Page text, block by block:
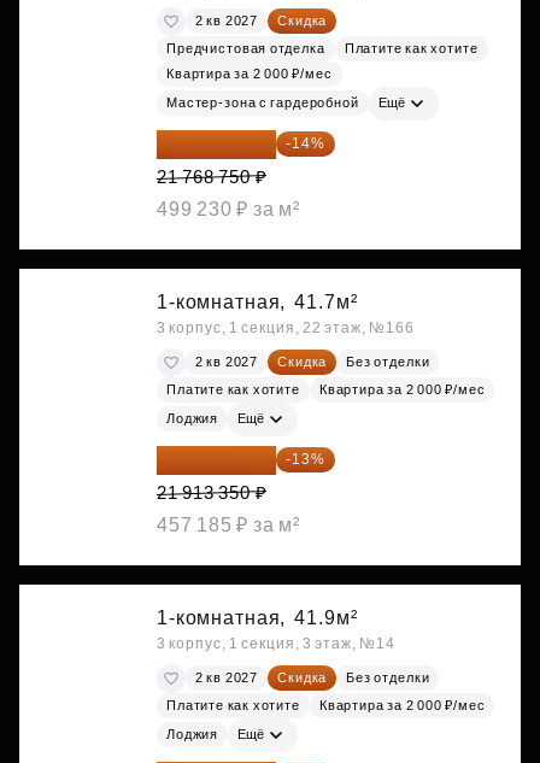
2 кв 2027
Скидка
Предчистовая отделка
Платите как хотите
Квартира за 2 000 ₽/мес
Мастер-зона с гардеробной Ещё
18 721 125 ₽ -14%
21 768 750 ₽
499 230 ₽ за м²
1-комнатная, 41.7м²
3 корпус, 1 секция, 22 этаж, №166
2 кв 2027 Скидка
Без отделки
Платите как хотите
Квартира за 2 000 ₽/мес
Лоджия Ещё
19 064 615 ₽ -13%
21 913 350 ₽
457 185 ₽ за м²
1-комнатная, 41.9м²
3 корпус, 1 секция, 3 этаж, №14
2 кв 2027 Скидка
Без отделки
Платите как хотите
Квартира за 2 000 ₽/мес
Лоджия Ещё